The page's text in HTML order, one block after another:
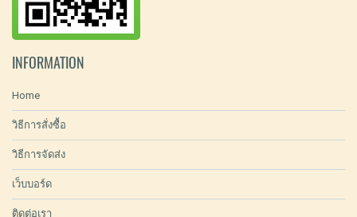
INFORMATION
Home
วิธีการสั่งซื้อ
วิธีการจัดส่ง
เว็บบอร์ด
ติดต่อเรา